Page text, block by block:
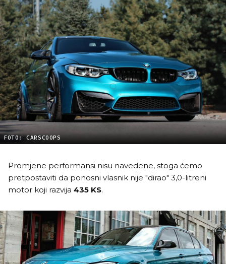
FOTO: CARSCOOPS
Promjene performansi nisu navedene, stoga ćemo
pretpostaviti da ponosni vlasnik nije "dirao" 3,0-litreni
motor koji razvija 435 KS.